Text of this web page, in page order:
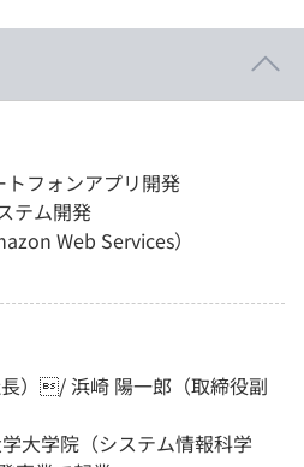
トフォンアプリ開発
テム開発
Web Services）
）/ 浜崎 陽一郎（取締役副
大学院（システム情報科学